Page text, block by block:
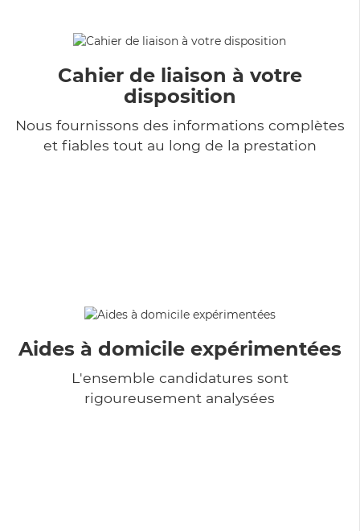
Cahier de liaison à votre
disposition
Nous fournissons des informations complètes
et fiables tout au long de la prestation
Aides à domicile expérimentées
L'ensemble candidatures sont
rigoureusement analysées